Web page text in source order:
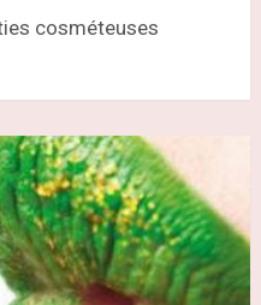
cosméteuses